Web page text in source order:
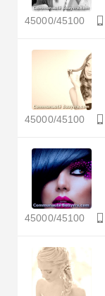
45000/45100
45000/45100
45000/45100